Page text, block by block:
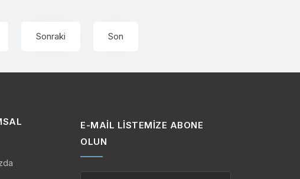
Sonraki Son
E-MAIL LISTEMIZE ABONE
OLUN